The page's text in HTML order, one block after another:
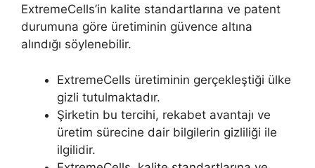
ExtremeCells’in kalite standartlarına ve patent
durumuna göre üretiminin güvence altına
alındığı söylenebilir.
ExtremeCells üretiminin gerçekleştiği ülke
gizli tutulmaktadır.
Şirketin bu tercihi, rekabet avantajı ve
üretim sürecine dair bilgilerin gizliliği ile
ilgilidir.